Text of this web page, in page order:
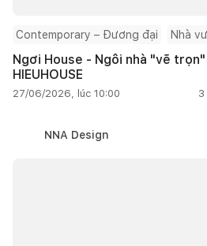
Contemporary – Đương đại Nhà
Ngơi House - Ngôi nhà "vẽ
HIEUHOUSE
27/06/2026, lúc 10:00 3
NNA Design